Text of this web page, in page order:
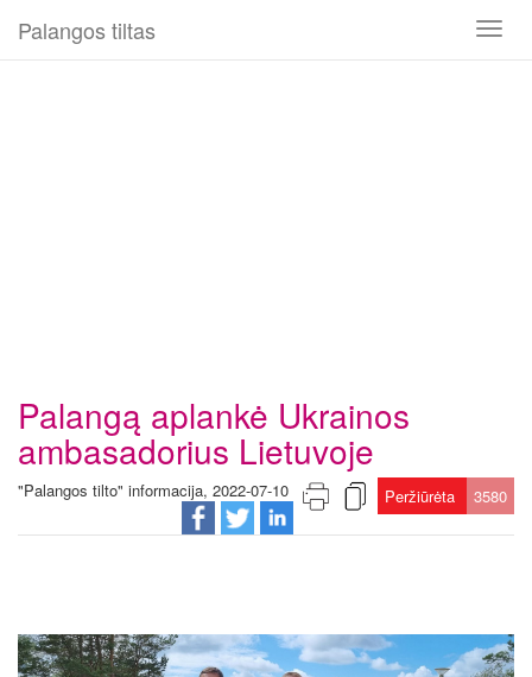
Toggle
Palangos tiltas
Palangą aplankė Ukrainos
ambasadorius Lietuvoje
"Palangos tilto" informacija, 2022-07-10 Peržiūrėta 3580